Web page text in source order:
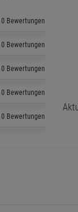
0 Bewertungen
0 Bewertungen
0 Bewertungen
0 Bewertungen
0 Bewertungen